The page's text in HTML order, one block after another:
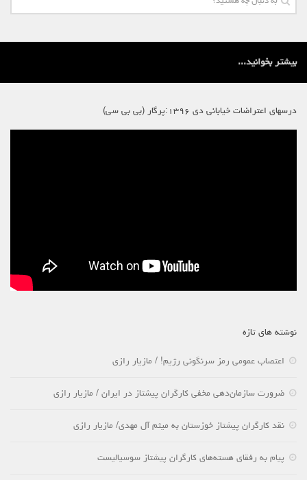
بیشتر بخوانید...
درسهای اعتراضات خیابانی دی ۱۳۹۶:پرگار (بی بی سی)
نوشته های تازه
اعتصاب عمومی رمز سرنگونی رژیم! / مازیار رازی
ضرورت سازمان‌دهی مخفی کارگران پیشتاز در ایران / مازیار رازی
نقد کارگران پیشتاز خوزستان به میثم آل مهدی/ مازیار رازی
پیام به رفقای هسته‌های کارگران پیشتاز سوسیالیست